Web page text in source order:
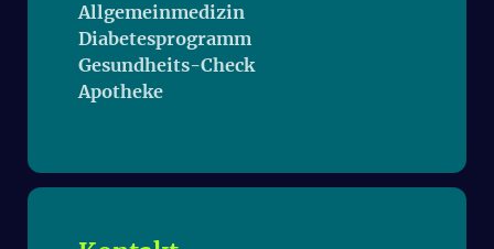
Allgemeinmedizin
Diabetesprogramm
Gesund­heits-Check
Apotheke